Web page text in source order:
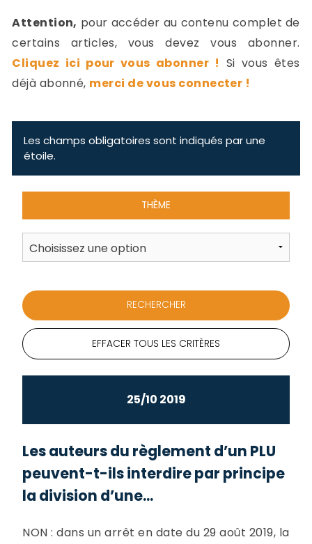
Attention, pour accéder au contenu complet de
certains articles, vous devez vous abonner.
Cliquez ici pour vous abonner ! Si vous êtes
déjà abonné, merci de vous connecter !
Les champs obligatoires sont indiqués par une
étoile.
THÈME
EFFACER TOUS LES CRITÈRES
25/10 2019
Les auteurs du règlement d’un PLU
peuvent-t-ils interdire par principe
la division d’une...
NON : dans un arrêt en date du 29 août 2019, la